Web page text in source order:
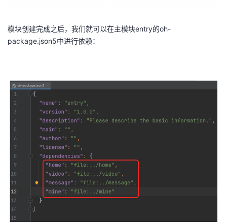
模块创建完成之后，我们就可以在主模块entry的oh-
package.json5中进行依赖：